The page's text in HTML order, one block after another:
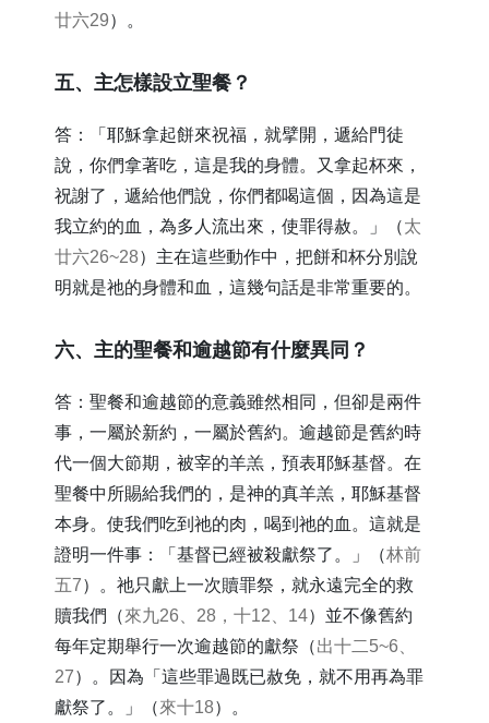
廿六29）。
​五、主怎樣設立聖餐？
答：「耶穌拿起餅來祝福，就擘開，遞給門徒
說，你們拿著吃，這是我的身體。又拿起杯來，
祝謝了，遞給他們說，你們都喝這個，因為這是
我立約的血，為多人流出來，使罪得赦。」（太
廿六26~28）主在這些動作中，把餅和杯分別說
明就是祂的身體和血，這幾句話是非常重要的。
​六、主的聖餐和逾越節有什麼異同？
答：聖餐和逾越節的意義雖然相同，但卻是兩件
事，一屬於新約，一屬於舊約。逾越節是舊約時
代一個大節期，被宰的羊羔，預表耶穌基督。在
聖餐中所賜給我們的，是神的真羊羔，耶穌基督
本身。使我們吃到祂的肉，喝到祂的血。這就是
證明一件事：「基督已經被殺獻祭了。」（林前
五7）。祂只獻上一次贖罪祭，就永遠完全的救
贖我們（來九26、28，十12、14）並不像舊約
每年定期舉行一次逾越節的獻祭（出十二5~6、
27）。因為「這些罪過既已赦免，就不用再為罪
獻祭了。」（來十18）。